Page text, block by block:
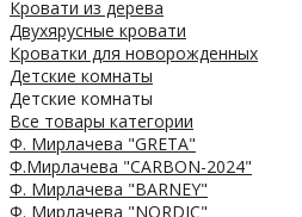
Кровати из дерева
Двухярусные кровати
Кроватки для новорожденных
Детские комнаты
Детские комнаты
Все товары категории
Ф. Мирлачева "GRETA"
Ф.Мирлачева "CARBON-2024"
Ф. Мирлачева "BARNEY"
Ф. Мирлачева "NORDIC"